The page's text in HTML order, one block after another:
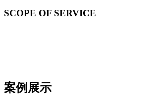
SCOPE OF SERVICE
案例展示